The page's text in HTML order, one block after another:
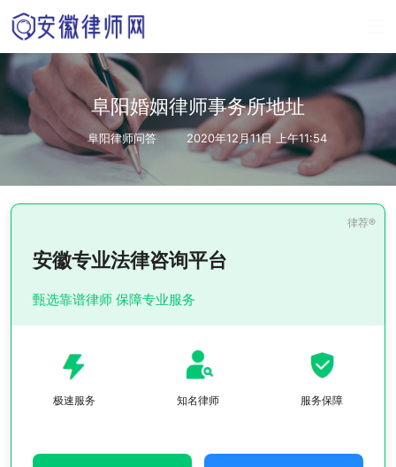
阜阳婚姻律师事务所地址
阜阳律师问答 2020年12月11日 上午11:54
安徽专业法律咨询平台
甄选靠谱律师 保障专业服务
极速服务 知名律师 服务保障